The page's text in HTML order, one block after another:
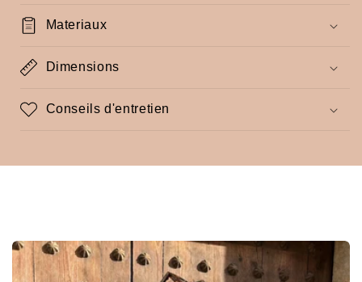
Materiaux
Dimensions
Conseils d'entretien